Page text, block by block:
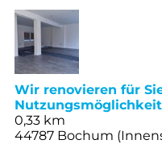
Wir renovieren für
0,33 km
44787 Bochum